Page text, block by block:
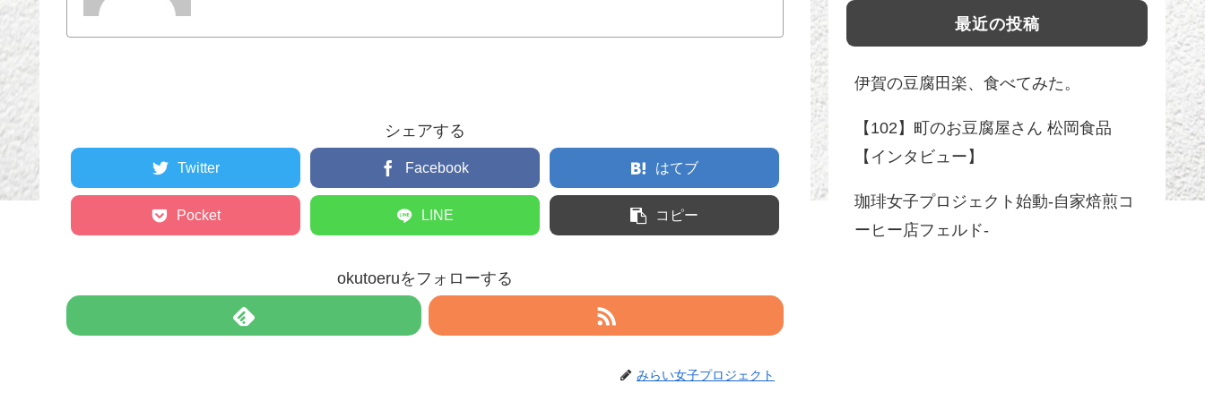
シェアする
Twitter Facebook はてブ
Pocket LINE コピー
okutoeruをフォローする
みらい女子プロジェクト
最近の投稿
伊賀の豆腐田楽、食べてみた。
【102】町のお豆腐屋さん 松岡食品
【インタビュー】
珈琲女子プロジェクト始動-自家焙煎コ
ーヒー店フェルド-